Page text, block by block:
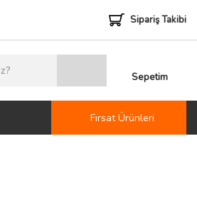
Sipariş Takibi
Sepetim
Fırsat Ürünleri